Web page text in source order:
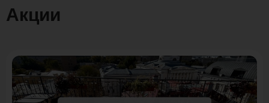
Акции